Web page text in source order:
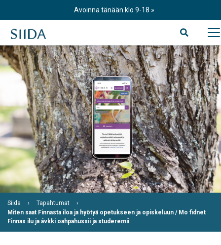
Avoinna tänään klo 9-18
Siida
Tapahtumat
Miten saat Finnasta iloa ja hyötyä opetukseen ja opiskeluun / Mo fidnet
Finnas ilu ja ávkki oahpahussii ja studeremii